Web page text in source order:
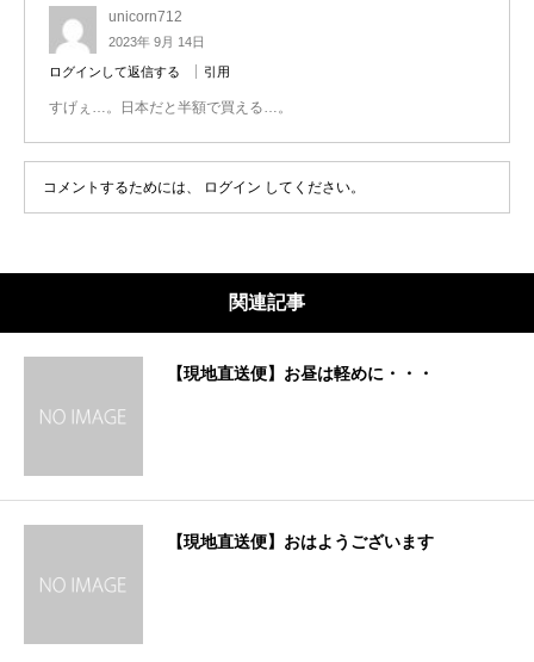
unicorn712
2023年 9月 14日
ログインして返信する 引用
すげぇ…。日本だと半額で買える…。
コメントするためには、 ログイン してください。
関連記事
【現地直送便】お昼は軽めに・・・
【現地直送便】おはようございます